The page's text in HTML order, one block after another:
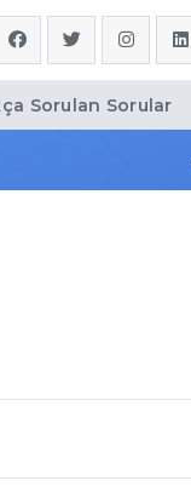
Sorulan Sorular